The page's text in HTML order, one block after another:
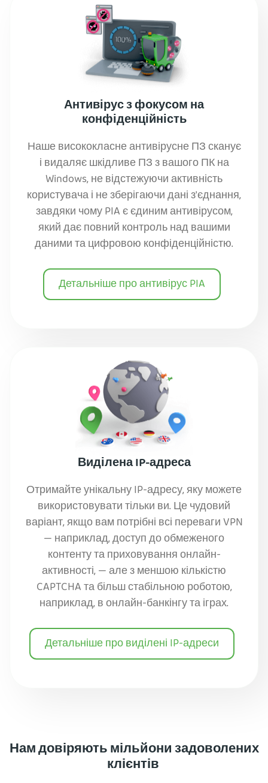
Антивірус з фокусом на
конфіденційність
Наше висококласне антивірусне ПЗ сканує
і видаляє шкідливе ПЗ з вашого ПК на
Windows, не відстежуючи активність
користувача і не зберігаючи дані з'єднання,
завдяки чому PIA є єдиним антивірусом,
який дає повний контроль над вашими
даними та цифровою конфіденційністю.
Детальніше про антивірус PIA
Виділена IP-адреса
Отримайте унікальну IP-адресу, яку можете
використовувати тільки ви. Це чудовий
варіант, якщо вам потрібні всі переваги VPN
— наприклад, доступ до обмеженого
контенту та приховування онлайн-
активності, — але з меншою кількістю
CAPTCHA та більш стабільною роботою,
наприклад, в онлайн-банкінгу та іграх.
Детальніше про виділені IP-адреси
Нам довіряють мільйони задоволених
клієнтів